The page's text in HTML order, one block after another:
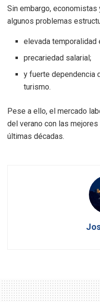
Sin embargo,
algunos problemas
elevada
precariedad salarial;
y fuerte dependencia
turismo.
Pese a ello, el mercado
del verano con las
últimas décadas.